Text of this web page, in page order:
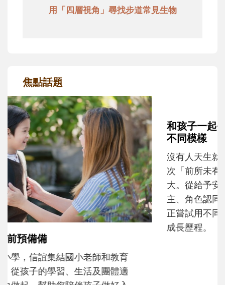
用「四層視角」尋找步道常見生物
焦點話題
和孩子一起長大的那個男人│讀懂父親的
不同模樣
沒有人天生就擅長當爸爸！男人總是在一次
次「前所未有」的體驗中，跟著孩子一起長
大。從給予安全感的肢體遊戲，到獨立自
主、角色認同及解決問題的能力養成。爸爸
正嘗試用不同的模樣，參與孩子每個重要的